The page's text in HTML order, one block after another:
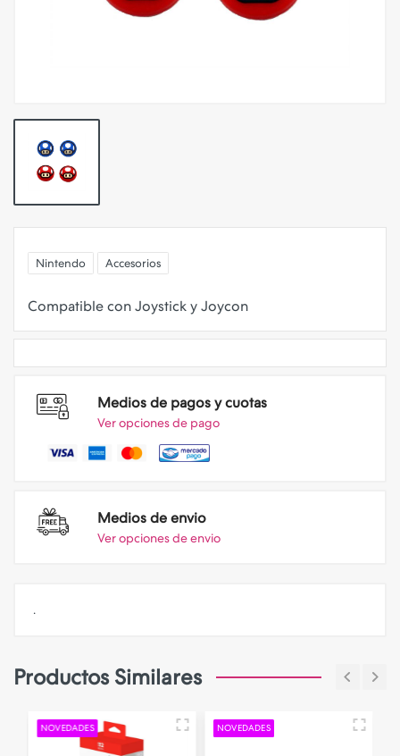
Nintendo Accesorios
Medios de pagos y cuotas
Ver opciones de pago
Medios de envio
Ver opciones de envio
.
Productos Similares
NOVEDADES NOVEDADES